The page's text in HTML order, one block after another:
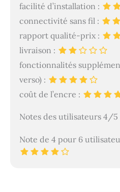
facilité d’installation :
connectivité sans fil :
rapport qualité-prix :
livraison :
fonctionnalités
verso) :
coût de l’encre :
Notes des utilisateurs 4/5
Note de 4 pour 6